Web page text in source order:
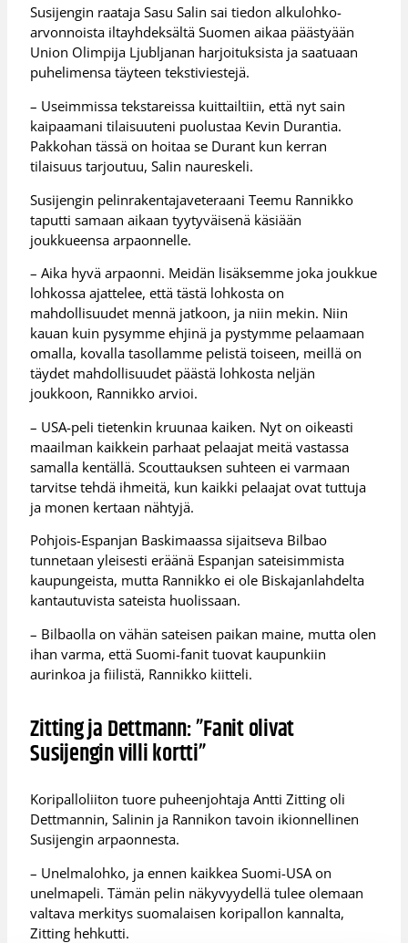
Susijengin raataja Sasu Salin sai tiedon alkulohko-
arvonnoista iltayhdeksältä Suomen aikaa päästyään
Union Olimpija Ljubljanan harjoituksista ja saatuaan
puhelimensa täyteen tekstiviestejä.
– Useimmissa tekstareissa kuittailtiin, että nyt sain
kaipaamani tilaisuuteni puolustaa Kevin Durantia.
Pakkohan tässä on hoitaa se Durant kun kerran
tilaisuus tarjoutuu, Salin naureskeli.
Susijengin pelinrakentajaveteraani Teemu Rannikko
taputti samaan aikaan tyytyväisenä käsiään
joukkueensa arpaonnelle.
– Aika hyvä arpaonni. Meidän lisäksemme joka joukkue
lohkossa ajattelee, että tästä lohkosta on
mahdollisuudet mennä jatkoon, ja niin mekin. Niin
kauan kuin pysymme ehjinä ja pystymme pelaamaan
omalla, kovalla tasollamme pelistä toiseen, meillä on
täydet mahdollisuudet päästä lohkosta neljän
joukkoon, Rannikko arvioi.
– USA-peli tietenkin kruunaa kaiken. Nyt on oikeasti
maailman kaikkein parhaat pelaajat meitä vastassa
samalla kentällä. Scouttauksen suhteen ei varmaan
tarvitse tehdä ihmeitä, kun kaikki pelaajat ovat tuttuja
ja monen kertaan nähtyjä.
Pohjois-Espanjan Baskimaassa sijaitseva Bilbao
tunnetaan yleisesti eräänä Espanjan sateisimmista
kaupungeista, mutta Rannikko ei ole Biskajanlahdelta
kantautuvista sateista huolissaan.
– Bilbaolla on vähän sateisen paikan maine, mutta olen
ihan varma, että Suomi-fanit tuovat kaupunkiin
aurinkoa ja fiilistä, Rannikko kiitteli.
Zitting ja Dettmann: ”Fanit olivat
Susijengin villi kortti”
Koripalloliiton tuore puheenjohtaja Antti Zitting oli
Dettmannin, Salinin ja Rannikon tavoin ikionnellinen
Susijengin arpaonnesta.
– Unelmalohko, ja ennen kaikkea Suomi-USA on
unelmapeli. Tämän pelin näkyvyydellä tulee olemaan
valtava merkitys suomalaisen koripallon kannalta,
Zitting hehkutti.